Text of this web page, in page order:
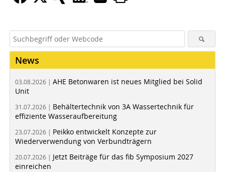
News
03.08.2026 | AHE Betonwaren ist neues Mitglied bei Solid
Unit
31.07.2026 | Behältertechnik von 3A Wassertechnik für
effiziente Wasseraufbereitung
23.07.2026 | Peikko entwickelt Konzepte zur
Wiederverwendung von Verbundträgern
20.07.2026 | Jetzt Beiträge für das fib Symposium 2027
einreichen